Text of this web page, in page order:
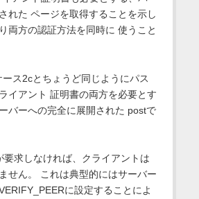
れた ページを取得することを示し
両方の認証方法を同時に 使うこと
ス2cとちょうど同じようにパス
イアント 証明書の両方を必要とす
バーへの完全に展開された postで
要求しなければ、クライアントは
せん。 これは典型的にはサーバー
に設定することによ